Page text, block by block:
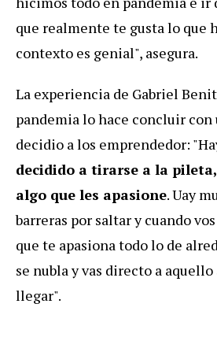
que realmente te gusta lo que
contexto es genial", asegura.
La experiencia de Gabriel
pandemia lo hace concluir con
decidio a los emprendedor:
decidido a tirarse a la
algo que les apasione. Uay
barreras por saltar y cuando
que te apasiona todo lo de
se nubla y vas directo a aquello
llegar".